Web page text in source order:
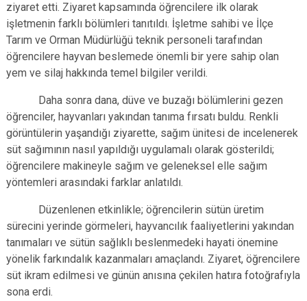
ziyaret etti. Ziyaret kapsamında öğrencilere ilk olarak
işletmenin farklı bölümleri tanıtıldı. İşletme sahibi ve İlçe
Tarım ve Orman Müdürlüğü teknik personeli tarafından
öğrencilere hayvan beslemede önemli bir yere sahip olan
yem ve silaj hakkında temel bilgiler verildi.
Daha sonra dana, düve ve buzağı bölümlerini gezen
öğrenciler, hayvanları yakından tanıma fırsatı buldu. Renkli
görüntülerin yaşandığı ziyarette, sağım ünitesi de incelenerek
süt sağımının nasıl yapıldığı uygulamalı olarak gösterildi;
öğrencilere makineyle sağım ve geleneksel elle sağım
yöntemleri arasındaki farklar anlatıldı.
Düzenlenen etkinlikle; öğrencilerin sütün üretim
sürecini yerinde görmeleri, hayvancılık faaliyetlerini yakından
tanımaları ve sütün sağlıklı beslenmedeki hayati önemine
yönelik farkındalık kazanmaları amaçlandı. Ziyaret, öğrencilere
süt ikram edilmesi ve günün anısına çekilen hatıra fotoğrafıyla
sona erdi.